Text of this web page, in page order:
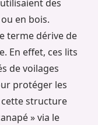
des
en bois.
terme dérive de
En effet, ces lits
de voilages
protéger les
cette structure
» via le